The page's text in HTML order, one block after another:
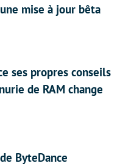
mise à jour bêta
ses propres conseils
de RAM change
ByteDance